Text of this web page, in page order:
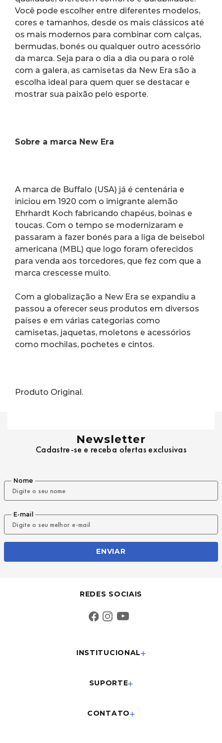
Você pode escolher entre diferentes modelos,
cores e tamanhos, desde os mais clássicos até
os mais modernos para combinar com calças,
bermudas, bonés ou qualquer outro acessório
da marca. Seja para o dia a dia ou para o rolê
com a galera, as camisetas da New Era são a
escolha ideal para quem quer se destacar e
mostrar sua paixão pelo esporte.
Sobre a marca New Era
A marca de Buffalo (USA) já é centenária e
iniciou em 1920 com o imigrante alemão
Ehrhardt Koch fabricando chapéus, boinas e
toucas. Com o tempo se modernizaram e
passaram a fazer bonés para a liga de beisebol
americana (MBL) que logo foram oferecidos
para venda aos torcedores, que fez com que a
marca crescesse muito.
Com a globalização a New Era se expandiu a
passou a oferecer seus produtos em diversos
países e em várias categorias como
camisetas, jaquetas, moletons e acessórios
como mochilas, pochetes e cintos.
Produto Original.
Newsletter
Cadastre-se e receba ofertas exclusivas
Nome
E-mail
ENVIAR
REDES SOCIAIS
INSTITUCIONAL
SUPORTE
CONTATO